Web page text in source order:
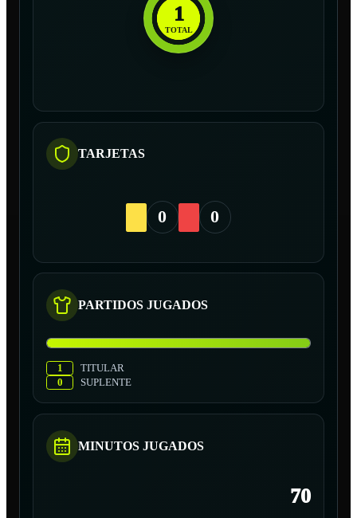
1
TOTAL
TARJETAS
0 0
PARTIDOS JUGADOS
1
TITULAR
0
SUPLENTE
MINUTOS JUGADOS
70